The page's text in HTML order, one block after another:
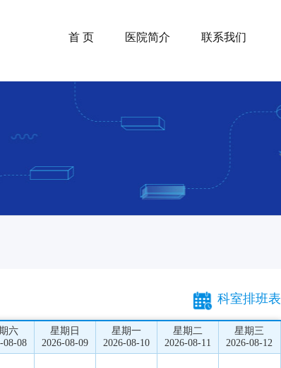
首 页 医院简介 联系我们
科室排班表
六
08-08
星期日
2026-08-09
星期一
2026-08-10
星期二
2026-08-11
星期三
2026-08-12